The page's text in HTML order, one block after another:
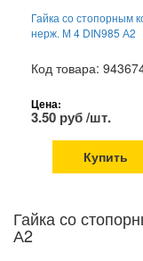
Гайка со стопорным
нерж. М 4 DIN985 А2
Код товара:
Цена:
3.50 руб /шт.
Купить
Гайка со
А2